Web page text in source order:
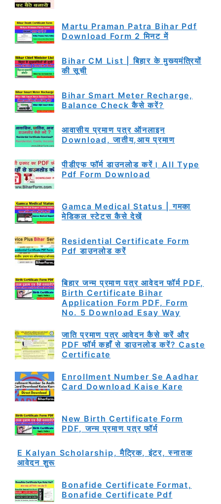
Martu Praman Patra Bihar Pdf
Download Form 2 मिनट में
Bihar CM List | बिहार के मुख्यमंत्रियों
की सूची
Bihar Smart Meter Recharge,
Balance Check कैसे करें?
आवासीय प्रमाण पत्र ऑनलाइन
Download, जातीय,आय प्रमाण
पीडीएफ फॉर्म डाउनलोड करें। All Type
Pdf Form Download
Gamca Medical Status | गमका
मेडिकल स्टेटस कैसे देखें
Residential Certificate Form
Pdf डाउनलोड करें
बिहार जन्म प्रमाण पत्र आवेदन फॉर्म PDF,
Birth Certificate Bihar
Application Form PDF, Form
No. 5 Download Esay Way
जाति प्रमाण पत्र आवेदन कैसे करें और
PDF फॉर्म कहाँ से डाउनलोड करें? Caste
Certificate
Enrollment Number Se Aadhar
Card Download Kaise Kare
New Birth Certificate Form
PDF, जन्म प्रमाण पत्र फॉर्म
E Kalyan Scholarship, मैट्रिक, इंटर, स्नातक
आवेदन शुरू
Bonafide Certificate Format,
Bonafide Certificate Pdf